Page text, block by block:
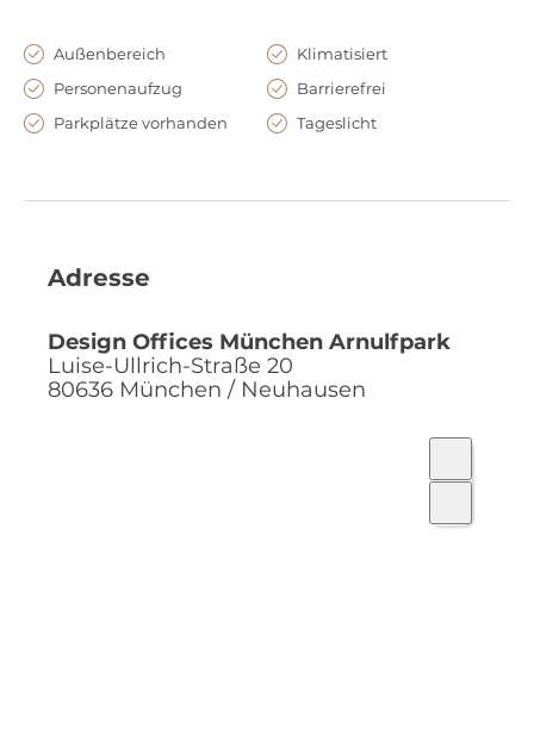
Außenbereich
Klimatisiert
Personenaufzug
Barrierefrei
Parkplätze vorhanden
Tageslicht
Adresse
Design Offices München Arnulfpark
Luise-Ullrich-Straße 20
80636 München / Neuhausen